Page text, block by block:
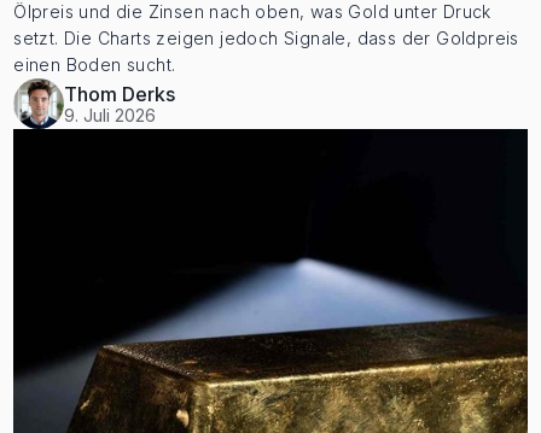
Ölpreis und die Zinsen nach oben, was Gold unter Druck
setzt. Die Charts zeigen jedoch Signale, dass der Goldpreis
einen Boden sucht.
Thom Derks
9. Juli 2026